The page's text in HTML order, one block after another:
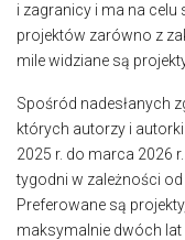
i zagranicy i ma na
projektów zarówno z
mile widziane są
Spośród nadesłanych
których autorzy i
2025 r. do marca 2026
tygodni w zależności
Preferowane są
maksymalnie dwóch